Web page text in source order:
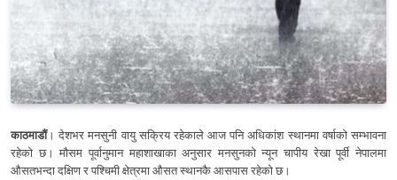
काठमाडौं। देशभर मनसुनी वायु सक्रिय रहेकाले आज पनि अधिकांश स्थानमा वर्षाको सम्भावना
रहेको छ। मौसम पूर्वानुमान महाशाखाका अनुसार मनसुनको न्यून चापीय रेखा पूर्वी नेपालमा
औसतभन्दा दक्षिण र पश्चिमी क्षेत्रमा औसत स्थानकै आसपास रहेको छ।